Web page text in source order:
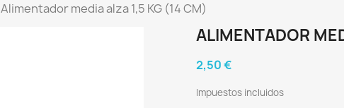
Alimentador media alza 1,5 KG (14 CM)
ALIMENTADOR
2,50 €
Impuestos incluidos